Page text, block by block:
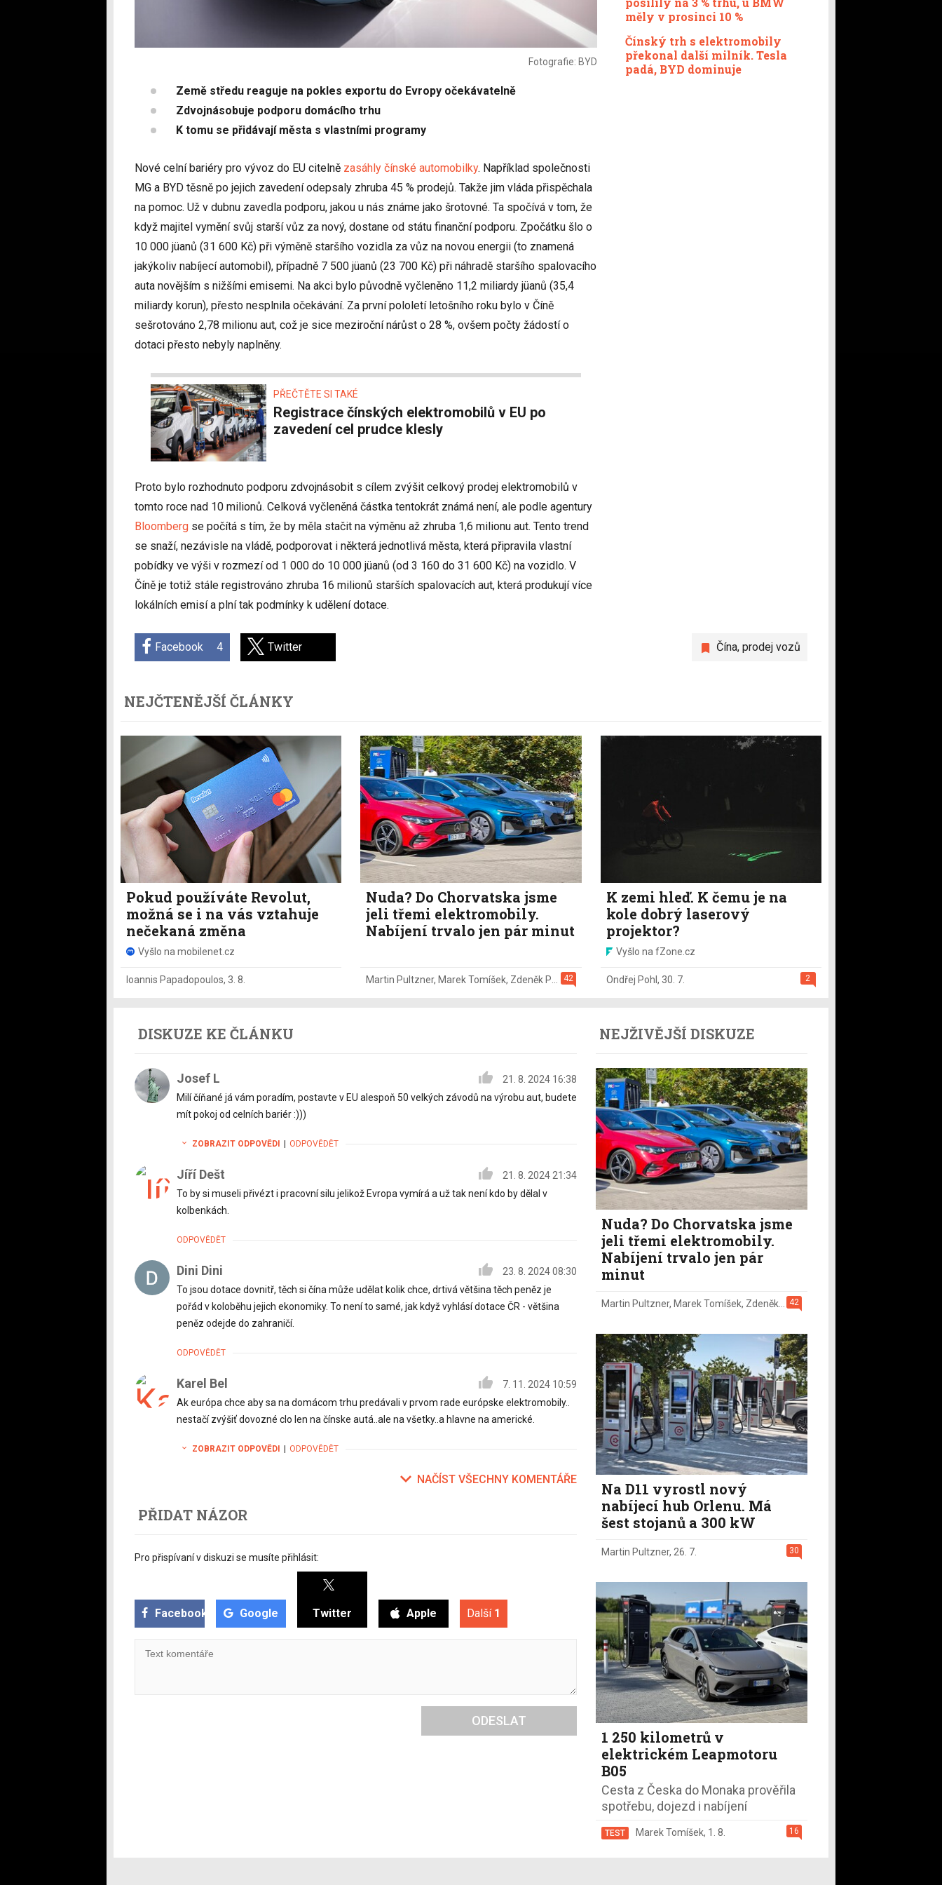
Fotografie: BYD
Země středu reaguje na pokles exportu do Evropy očekávatelně
Zdvojnásobuje podporu domácího trhu
K tomu se přidávají města s vlastními programy
Nové celní bariéry pro vývoz do EU citelně zasáhly čínské automobilky. Například společnosti
MG a BYD těsně po jejich zavedení odepsaly zhruba 45 % prodejů. Takže jim vláda přispěchala
na pomoc. Už v dubnu zavedla podporu, jakou u nás známe jako šrotovné. Ta spočívá v tom, že
když majitel vymění svůj starší vůz za nový, dostane od státu finanční podporu. Zpočátku šlo o
10 000 jüanů (31 600 Kč) při výměně staršího vozidla za vůz na novou energii (to znamená
jakýkoliv nabíjecí automobil), případně 7 500 jüanů (23 700 Kč) při náhradě staršího spalovacího
auta novějším s nižšími emisemi. Na akci bylo původně vyčleněno 11,2 miliardy jüanů (35,4
miliardy korun), přesto nesplnila očekávání. Za první pololetí letošního roku bylo v Číně
sešrotováno 2,78 milionu aut, což je sice meziroční nárůst o 28 %, ovšem počty žádostí o
dotaci přesto nebyly naplněny.
PŘEČTĚTE SI TAKÉ
Registrace čínských elektromobilů v EU po
zavedení cel prudce klesly
Proto bylo rozhodnuto podporu zdvojnásobit s cílem zvýšit celkový prodej elektromobilů v
tomto roce nad 10 milionů. Celková vyčleněná částka tentokrát známá není, ale podle agentury
Bloomberg se počítá s tím, že by měla stačit na výměnu až zhruba 1,6 milionu aut. Tento trend
se snaží, nezávisle na vládě, podporovat i některá jednotlivá města, která připravila vlastní
pobídky ve výši v rozmezí od 1 000 do 10 000 jüanů (od 3 160 do 31 600 Kč) na vozidlo. V
Číně je totiž stále registrováno zhruba 16 milionů starších spalovacích aut, která produkují více
lokálních emisí a plní tak podmínky k udělení dotace.
Čína, prodej vozů
Facebook 4 Twitter
měly v prosinci 10 %
Čínský trh s elektromobily
překonal další milník. Tesla
padá, BYD dominuje
NEJČTENĚJŠÍ ČLÁNKY
Pokud používáte Revolut,
možná se i na vás vztahuje
nečekaná změna
Vyšlo na mobilenet.cz
Ioannis Papadopoulos, 3. 8.
Nuda? Do Chorvatska jsme
jeli třemi elektromobily.
Nabíjení trvalo jen pár minut
42
Martin Pultzner, Marek Tomíšek, Zdeněk Pečený
K zemi hleď. K čemu je na
kole dobrý laserový
projektor?
Vyšlo na fZone.cz
2
Ondřej Pohl , 30. 7.
DISKUZE KE ČLÁNKU
Josef L
21. 8. 2024 16:38
Milí číňané já vám poradím, postavte v EU alespoň 50 velkých závodů na výrobu aut, budete
mít pokoj od celních bariér :)))
ZOBRAZIT ODPOVĚDI ODPOVĚDĚT
Jíří Dešt
21. 8. 2024 21:34
To by si museli přivézt i pracovní silu jelikož Evropa vymírá a už tak není kdo by dělal v
kolbenkách.
ODPOVĚDĚT
Dini Dini
23. 8. 2024 08:30
To jsou dotace dovnitř, těch si čína může udělat kolik chce, drtivá většina těch peněz je
pořád v koloběhu jejich ekonomiky. To není to samé, jak když vyhlásí dotace ČR - většina
peněz odejde do zahraničí.
ODPOVĚDĚT
Karel Bel
7. 11. 2024 10:59
Ak európa chce aby sa na domácom trhu predávali v prvom rade európske elektromobily..
nestačí zvýšiť dovozné clo len na čínske autá..ale na všetky..a hlavne na americké.
ZOBRAZIT ODPOVĚDI ODPOVĚDĚT
NAČÍST VŠECHNY KOMENTÁŘE
PŘIDAT NÁZOR
Pro přispívaní v diskuzi se musíte přihlásit:
Facebook Google Twitter Apple Další 1
ODESLAT
NEJŽIVĚJŠÍ DISKUZE
Nuda? Do Chorvatska jsme
jeli třemi elektromobily.
Nabíjení trvalo jen pár
minut
42
Martin Pultzner,Marek Tomíšek, Zdeněk Pečený
Na D11 vyrostl nový
nabíjecí hub Orlenu. Má
šest stojanů a 300 kW
30
Martin Pultzner, 26. 7.
1 250 kilometrů v
elektrickém Leapmotoru
B05
Cesta z Česka do Monaka prověřila
spotřebu, dojezd i nabíjení
16
TEST Marek Tomíšek, 1. 8.